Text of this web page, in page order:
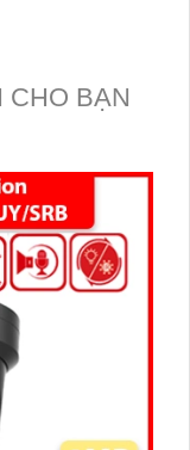
CHO BẠN